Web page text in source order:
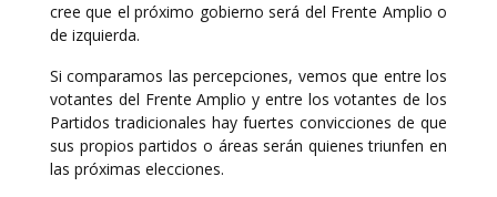
cree que el próximo gobierno será del Frente Amplio o
de izquierda.
Si comparamos las percepciones, vemos que entre los
votantes del Frente Amplio y entre los votantes de los
Partidos tradicionales hay fuertes convicciones de que
sus propios partidos o áreas serán quienes triunfen en
las próximas elecciones.